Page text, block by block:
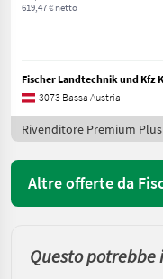
619,47 € netto
Fischer Landtechnik und Kfz
3073 Bassa Austria
Rivenditore Premium Plus
Altre offerte da
Questo